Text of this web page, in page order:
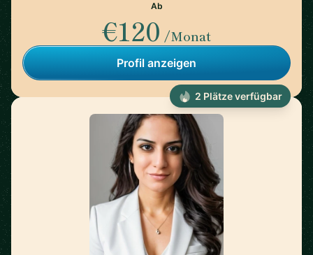
Ab
€120 /Monat
Profil anzeigen
2 Plätze verfügbar